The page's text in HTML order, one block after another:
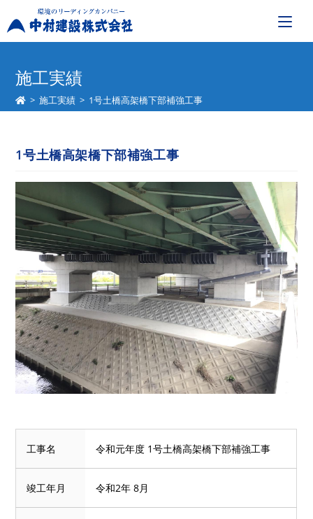
施工実績
> 施工実績 > 1号土橋高架橋下部補強工事
1号土橋高架橋下部補強工事
工事名 令和元年度 1号土橋高架橋下部補強工事
竣工年月 令和2年 8月